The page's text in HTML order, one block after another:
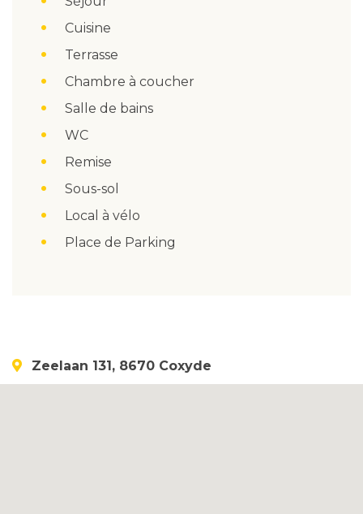
Cuisine
Terrasse
Chambre à coucher
Salle de bains
WC
Remise
Sous-sol
Local à vélo
Place de Parking
Zeelaan 131, 8670 Coxyde